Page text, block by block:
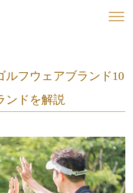
ルフウェアブランド10
ンドを解説